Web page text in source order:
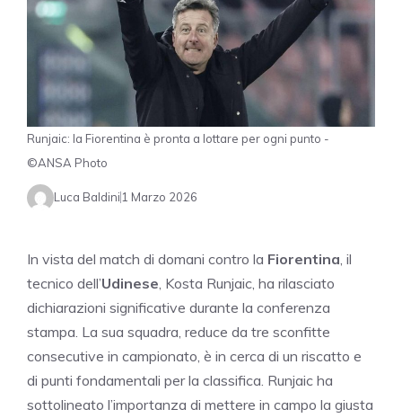
Runjaic: la Fiorentina è pronta a lottare per ogni punto -
©ANSA Photo
Luca Baldini1 Marzo 2026
In vista del match di domani contro la Fiorentina , il
tecnico dell’Udinese , Kosta Runjaic, ha rilasciato
dichiarazioni significative durante la conferenza
stampa. La sua squadra, reduce da tre sconfitte
consecutive in campionato, è in cerca di un riscatto e
di punti fondamentali per la classifica. Runjaic ha
sottolineato l’importanza di mettere in campo la giusta